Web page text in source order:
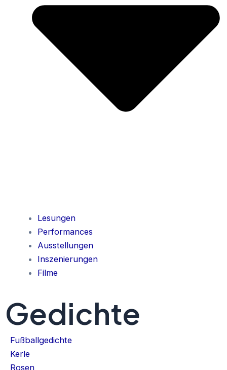
Lesungen
Performances
Ausstellungen
Inszenierungen
Filme
Gedichte
Fußballgedichte
Kerle
Rosen